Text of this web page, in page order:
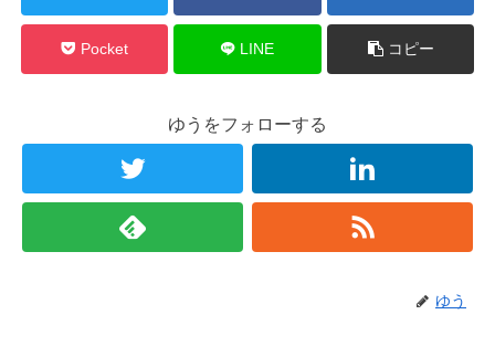
Pocket LINE コピー
ゆうをフォローする
ゆう